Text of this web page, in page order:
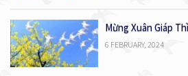
Mừng Xuân Giáp
6 FEBRUARY, 2024